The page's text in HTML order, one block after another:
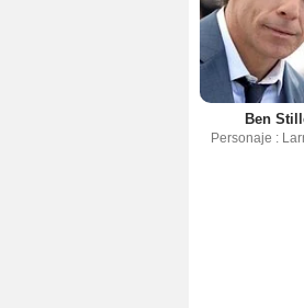
Ben
Personaje :